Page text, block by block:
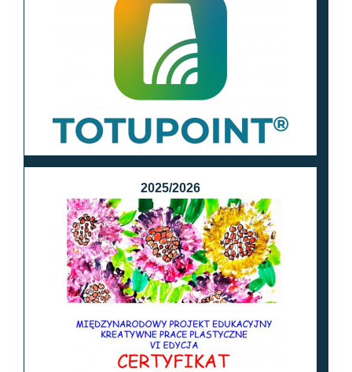
2025/2026